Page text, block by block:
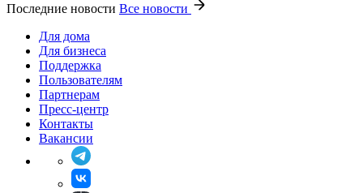
Последние новости Все новости
Для дома
Для бизнеса
Поддержка
Пользователям
Партнерам
Пресс-центр
Контакты
Вакансии